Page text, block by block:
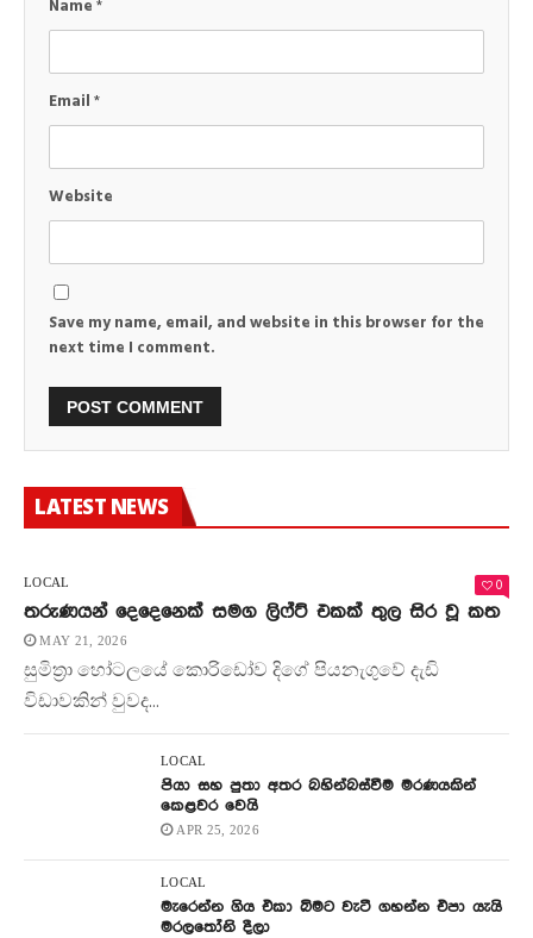
Name*
Email*
Website
Save my name, email, and website in this browser for the
next time I comment.
LATEST NEWS
LOCAL 0
තරුණයන් දෙදෙනෙක් සමග ලිෆ්ට් එකක් තුල සිර වූ කත
MAY 21, 2026
සුමිත්‍රා හෝටලයේ කොරිඩෝව දිගේ පියනැගුවේ දැඩි
විඩාවකින් වුවද...
LOCAL
පියා සහ පුතා අතර බහින්බස්වීම මරණයකින්
කෙළවර වෙයි
APR 25, 2026
LOCAL
මැරෙන්න ගිය එකා බිමට වැටී ගහන්න එපා යැයි
මරලතෝනි දීලා